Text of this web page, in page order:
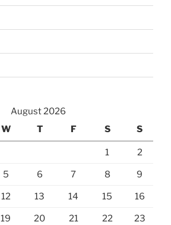
August 2026
W T F S S
1 2
5 6 7 8 9
12 13 14 15 16
19 20 21 22 23